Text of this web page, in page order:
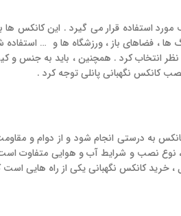
استفاده قرار می‌ گیرد . این کانکس‌
، فضاهای باز ، ورزشگاه‌ ها و … استفاده
نظر انتخاب کرد . همچنین ، باید به جنس
کانکس نگهبانی پانلی توجه کرد .
درستی انجام شود و از دوام و
نصب و شرایط آب و هوایی متفاوت
کانکس نگهبانی یکی از راه‌ هایی